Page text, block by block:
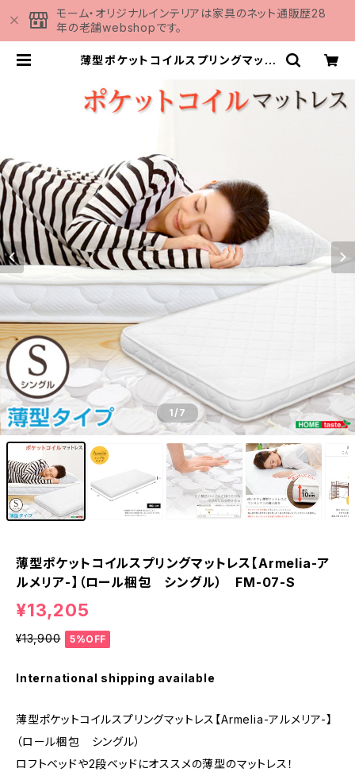
モーム・オリジナルインテリアは家具のネット通販歴28
年の老舗webshopです。
薄型ポケットコイルスプリングマット
ル梱包 シングル） FM-07-S | 家
具の通販専門店 MOMU
1/7
薄型ポケットコイルスプリングマットレス【Armelia-ア
ルメリア-】（ロール梱包 シングル） FM-07-S
¥13,205
¥13,900 5%OFF
International shipping available
薄型ポケットコイルスプリングマットレス【Armelia-アルメリア-】
（ロール梱包 シングル）
ロフトベッドや2段ベッドにオススメの薄型のマットレス！